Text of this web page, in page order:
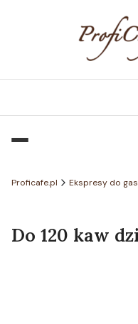
Proficafe.pl Ekspresy do
Do 120 kaw